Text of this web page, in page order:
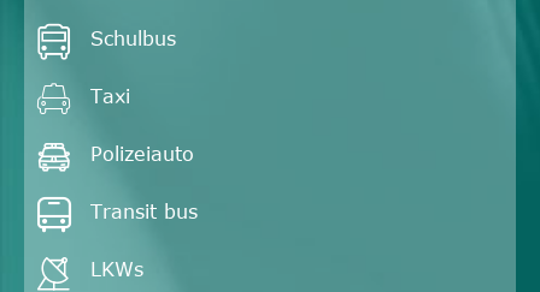
 Schulbus
 Taxi
 Polizeiauto
 Transit bus
 LKWs